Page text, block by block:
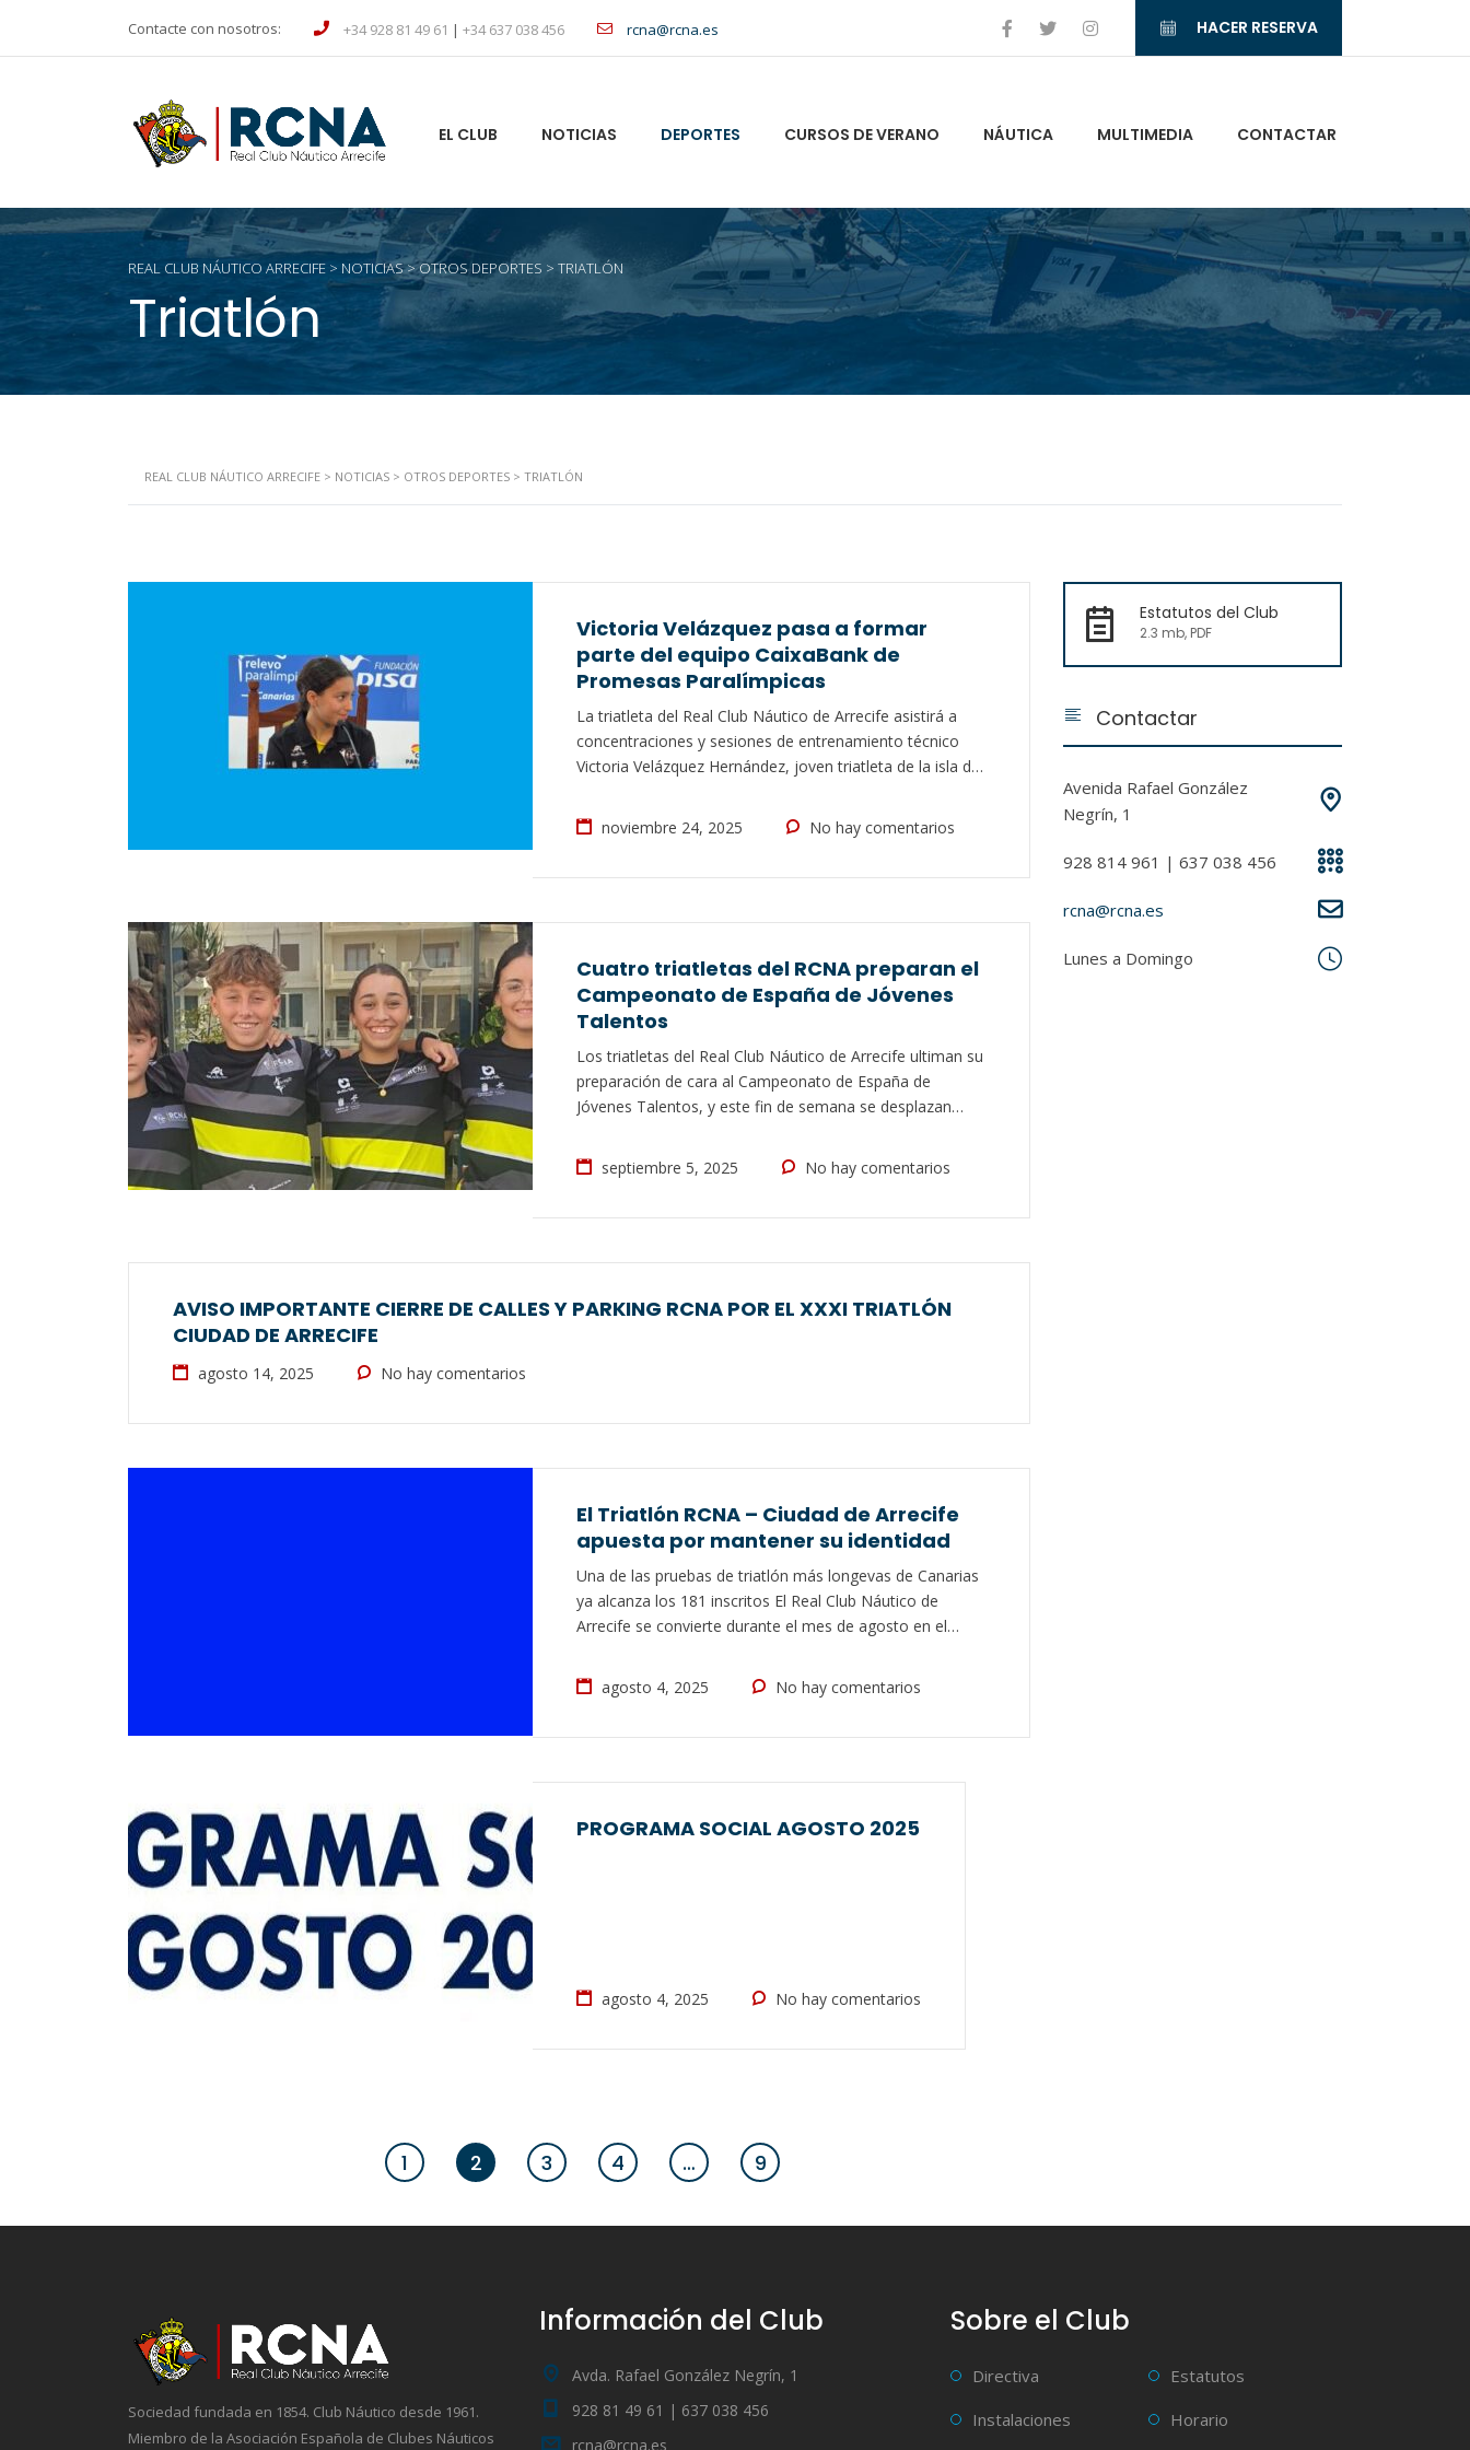
Contacte con nosotros: +34 928 81 49 61 | +34 637 038 456 rcna@rcna.es HACER RESERVA
EL CLUB NOTICIAS DEPORTES CURSOS DE VERANO NÁUTICA MULTIMEDIA CONTACTAR
Triatlón
REAL CLUB NÁUTICO ARRECIFE > NOTICIAS>OTROS DEPORTES > TRIATLÓN
REAL CLUB NÁUTICO ARRECIFE > NOTICIAS > OTROS DEPORTES > TRIATLÓN
Victoria Velázquez pasa a formar
parte del equipo CaixaBank de
Promesas Paralímpicas
La triatleta del Real Club Náutico de Arrecife asistirá a
concentraciones y sesiones de entrenamiento técnico
Victoria Velázquez Hernández, joven triatleta de la isla de
gran sueño deportivo, y lo ha logrado a base de
constancia, trabajo y sacrificio diario. La deportista del
noviembre 24, 2025 No hay comentarios
Cuatro triatletas del RCNA preparan el
Campeonato de España de Jóvenes
Talentos
Los triatletas del Real Club Náutico de Arrecife ultiman su
preparación de cara al Campeonato de España de
Jóvenes Talentos, y este fin de semana se desplazan
junto al Club Natación Las Palmas. Una cita en la que
ultimarán todos los detalles de cara a la competición…
septiembre 5, 2025 No hay comentarios
AVISO IMPORTANTE CIERRE DE CALLES Y PARKING RCNA POR EL XXXI TRIATLÓN
CIUDAD DE ARRECIFE
agosto 14, 2025 No hay comentarios
El Triatlón RCNA – Ciudad de Arrecife
apuesta por mantener su identidad
Una de las pruebas de triatlón más longevas de Canarias
ya alcanza los 181 inscritos El Real Club Náutico de
Arrecife se convierte durante el mes de agosto en el
eventos de gran importancia; un triatlón, una travesía a
nado y tres regatas internacionales. El próximo…
agosto 4, 2025 No hay comentarios
PROGRAMA SOCIAL AGOSTO 2025
agosto 4, 2025 No hay comentarios
1 2 3 4 … 9
Estatutos del Club
2.3 mb, PDF
Contactar
Avenida Rafael González
Negrín, 1
928 814 961 | 637 038 456
rcna@rcna.es
Lunes a Domingo
Sociedad fundada en 1854. Club Náutico desde 1961.
Miembro de la Asociación Española de Clubes Náuticos
Información del Club
Avda. Rafael González Negrín, 1
928 81 49 61 | 637 038 456
rcna@rcna.es
Sobre el Club
Directiva
Estatutos
Instalaciones
Horario